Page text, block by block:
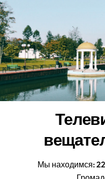
Перейти
к
содержанию
Мы находимся: